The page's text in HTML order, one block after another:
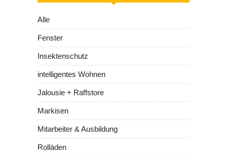
Alle
Fenster
Insektenschutz
intelligentes Wohnen
Jalousie + Raffstore
Markisen
Mitarbeiter & Ausbildung
Rolläden